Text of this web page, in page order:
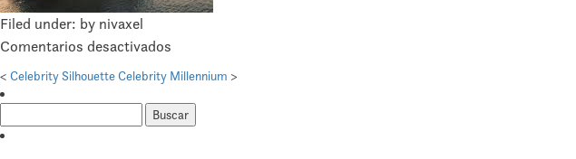
Filed under: by nivaxel
Comentarios desactivados
Celebrity
< Celebrity SilhouetteCelebrity Millennium >